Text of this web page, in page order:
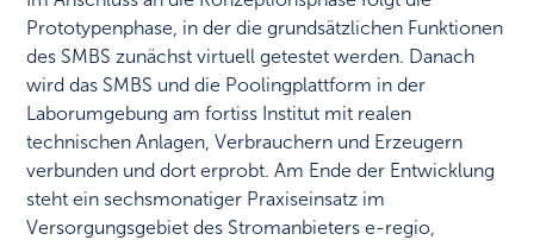
Prototypenphase, in der die grundsätzlichen Funktionen
des SMBS zunächst virtuell getestet werden. Danach
wird das SMBS und die Poolingplattform in der
Laborumgebung am fortiss Institut mit realen
technischen Anlagen, Verbrauchern und Erzeugern
verbunden und dort erprobt. Am Ende der Entwicklung
steht ein sechsmonatiger Praxiseinsatz im
Versorgungsgebiet des Stromanbieters e-regio,